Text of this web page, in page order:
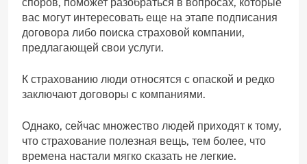
споров, поможет разобраться в вопросах, которые
вас могут интересовать еще на этапе подписания
договора либо поиска страховой компании,
предлагающей свои услуги.
К страхованию люди относятся с опаской и редко
заключают договоры с компаниями.
Однако, сейчас множество людей приходят к тому,
что страхование полезная вещь, тем более, что
времена настали мягко сказать не легкие.